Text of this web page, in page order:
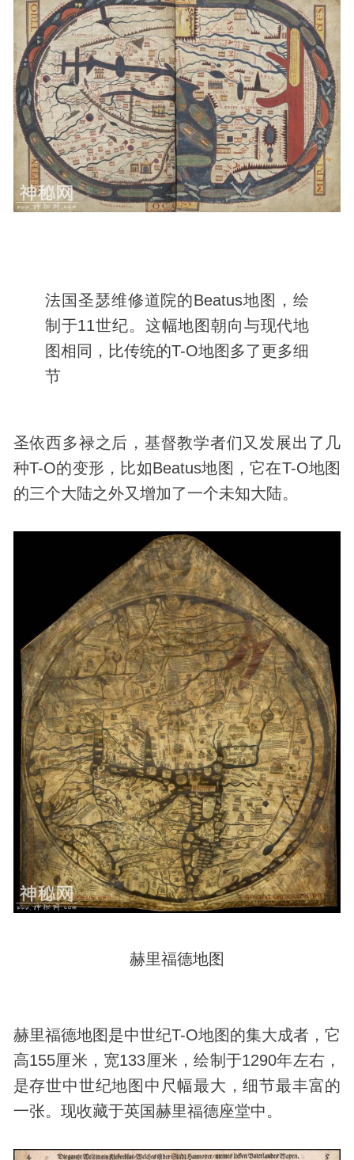
法国圣瑟维修道院的Beatus地图，绘
制于11世纪。这幅地图朝向与现代地
图相同，比传统的T-O地图多了更多细
节
圣依西多禄之后，基督教学者们又发展出了几
种T-O的变形，比如Beatus地图，它在T-O地图
的三个大陆之外又增加了一个未知大陆。
赫里福德地图
赫里福德地图是中世纪T-O地图的集大成者，它
高155厘米，宽133厘米，绘制于1290年左右，
是存世中世纪地图中尺幅最大，细节最丰富的
一张。现收藏于英国赫里福德座堂中。